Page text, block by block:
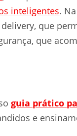
inteligentes.
que
que
guia prático
e